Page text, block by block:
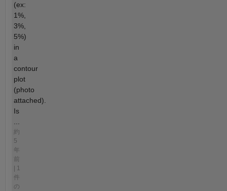
(ex:
1%,
3%,
5%)
in
a
contour
plot
(photo
attached).
Is
...
約
5
年
前
| 1
件
の